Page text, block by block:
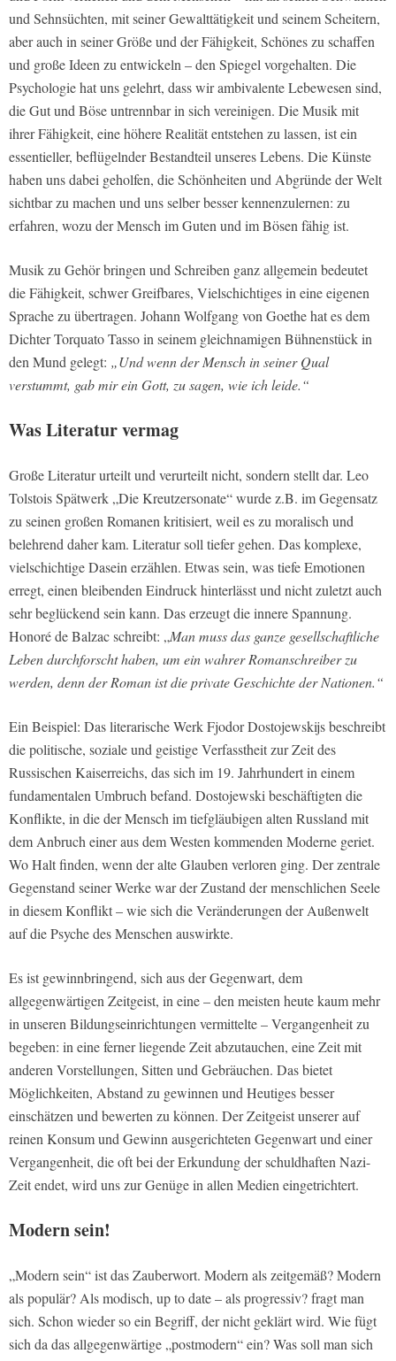
und Sehnsüchten, mit seiner Gewalttätigkeit und seinem Scheitern,
aber auch in seiner Größe und der Fähigkeit, Schönes zu schaffen
und große Ideen zu entwickeln – den Spiegel vorgehalten. Die
Psychologie hat uns gelehrt, dass wir ambivalente Lebewesen sind,
die Gut und Böse untrennbar in sich vereinigen. Die Musik mit
ihrer Fähigkeit, eine höhere Realität entstehen zu lassen, ist ein
essentieller, beflügelnder Bestandteil unseres Lebens. Die Künste
haben uns dabei geholfen, die Schönheiten und Abgründe der Welt
sichtbar zu machen und uns selber besser kennenzulernen: zu
erfahren, wozu der Mensch im Guten und im Bösen fähig ist.
Musik zu Gehör bringen und Schreiben ganz allgemein bedeutet
die Fähigkeit, schwer Greifbares, Vielschichtiges in eine eigenen
Sprache zu übertragen. Johann Wolfgang von Goethe hat es dem
Dichter Torquato Tasso in seinem gleichnamigen Bühnenstück in
den Mund gelegt: „Und wenn der Mensch in seiner Qual
verstummt, gab mir ein Gott, zu sagen, wie ich leide.“
Was Literatur vermag
Große Literatur urteilt und verurteilt nicht, sondern stellt dar. Leo
Tolstois Spätwerk „Die Kreutzersonate“ wurde z.B. im Gegensatz
zu seinen großen Romanen kritisiert, weil es zu moralisch und
belehrend daher kam. Literatur soll tiefer gehen. Das komplexe,
vielschichtige Dasein erzählen. Etwas sein, was tiefe Emotionen
erregt, einen bleibenden Eindruck hinterlässt und nicht zuletzt auch
sehr beglückend sein kann. Das erzeugt die innere Spannung.
Honoré de Balzac schreibt: „Man muss das ganze gesellschaftliche
Leben durchforscht haben, um ein wahrer Romanschreiber zu
werden, denn der Roman ist die private Geschichte der Nationen.“
Ein Beispiel: Das literarische Werk Fjodor Dostojewskijs beschreibt
die politische, soziale und geistige Verfasstheit zur Zeit des
Russischen Kaiserreichs, das sich im 19. Jahrhundert in einem
fundamentalen Umbruch befand. Dostojewski beschäftigten die
Konflikte, in die der Mensch im tiefgläubigen alten Russland mit
dem Anbruch einer aus dem Westen kommenden Moderne geriet.
Wo Halt finden, wenn der alte Glauben verloren ging. Der zentrale
Gegenstand seiner Werke war der Zustand der menschlichen Seele
in diesem Konflikt – wie sich die Veränderungen der Außenwelt
auf die Psyche des Menschen auswirkte.
Es ist gewinnbringend, sich aus der Gegenwart, dem
allgegenwärtigen Zeitgeist, in eine – den meisten heute kaum mehr
in unseren Bildungseinrichtungen vermittelte – Vergangenheit zu
begeben: in eine ferner liegende Zeit abzutauchen, eine Zeit mit
anderen Vorstellungen, Sitten und Gebräuchen. Das bietet
Möglichkeiten, Abstand zu gewinnen und Heutiges besser
einschätzen und bewerten zu können. Der Zeitgeist unserer auf
reinen Konsum und Gewinn ausgerichteten Gegenwart und einer
Vergangenheit, die oft bei der Erkundung der schuldhaften Nazi-
Zeit endet, wird uns zur Genüge in allen Medien eingetrichtert.
Modern sein!
„Modern sein“ ist das Zauberwort. Modern als zeitgemäß? Modern
als populär? Als modisch, up to date – als progressiv? fragt man
sich. Schon wieder so ein Begriff, der nicht geklärt wird. Wie fügt
sich da das allgegenwärtige „postmodern“ ein? Was soll man sich